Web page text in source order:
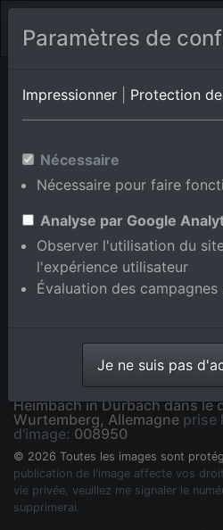
Album de lieux Durbach/
Ajouter au panier int.
Hôtel-Restaurant Rebstock
Heimbach in Durbach dans le
Wurtemberg, Allemagne prise
d'image: 008950
© 2026 Toutes les images sont
publication de l'image affecte vos
vie privée, veuillez me signaler le
supprimerai.
Paramètres de
Impressionner Protection
Nécessaire
Nécessaire pour faire
Analyse par Google
Observer l'utilisation du
l'expérience utilisateur
Évaluation des
Je ne suis pas